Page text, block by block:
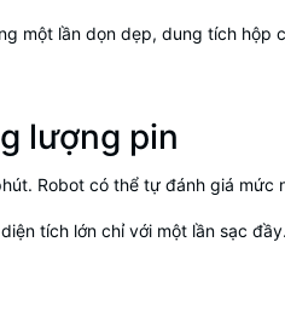
một lần dọn dẹp, dung tích
lượng pin
Robot có thể tự đánh giá
tích lớn chỉ với một lần sạc đầy.